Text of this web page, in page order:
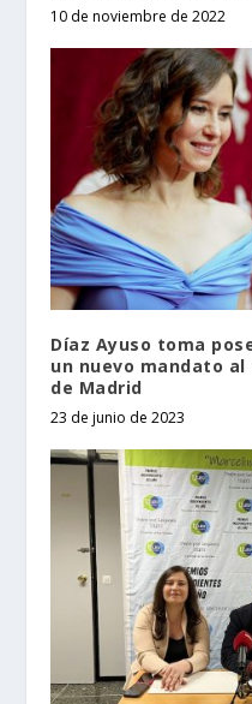
10 de noviembre de 2022
Díaz Ayuso toma
un nuevo mandato
de Madrid
23 de junio de 2023